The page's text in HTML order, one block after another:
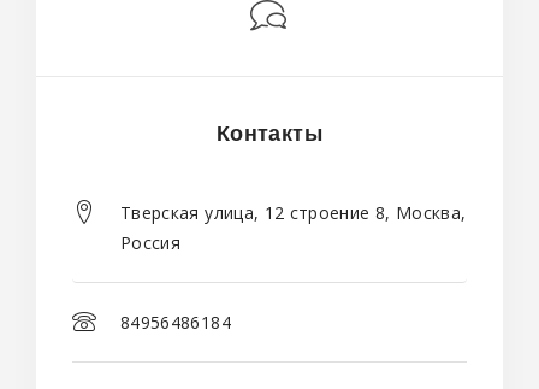
Контакты
Тверская улица, 12 строение 8, Москва,
Россия
84956486184